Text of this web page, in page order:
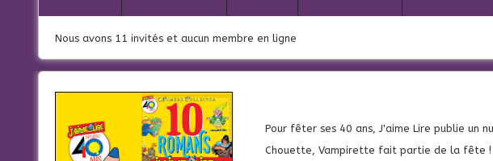
Nouveautés
Actualités
Nous avons 11 invités et aucun membre en ligne
Pour fêter ses 40 ans, J'aime Lire publie un
Chouette, Vampirette fait partie de la fête !